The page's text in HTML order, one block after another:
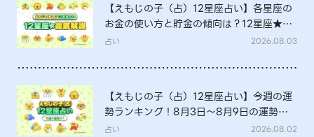
【えもじの子（占）12星座占い】各星座の
お金の使い方と貯金の傾向は？12星座★徹
底解説
占い 2026.08.03
【えもじの子（占）12星座占い】今週の運
勢ランキング！8月3日～8月9日の運勢
は？
占い 2026.08.02